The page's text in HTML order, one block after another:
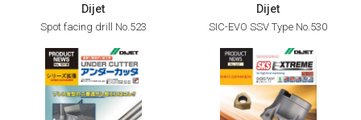
Dijet
Spot facing drill No.523
Dijet
SIC-EVO SSV Type No.530